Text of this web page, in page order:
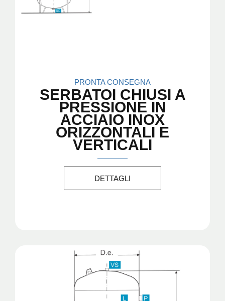
PRONTA CONSEGNA
SERBATOI CHIUSI A
PRESSIONE IN
ACCIAIO INOX
ORIZZONTALI E
VERTICALI
DETTAGLI